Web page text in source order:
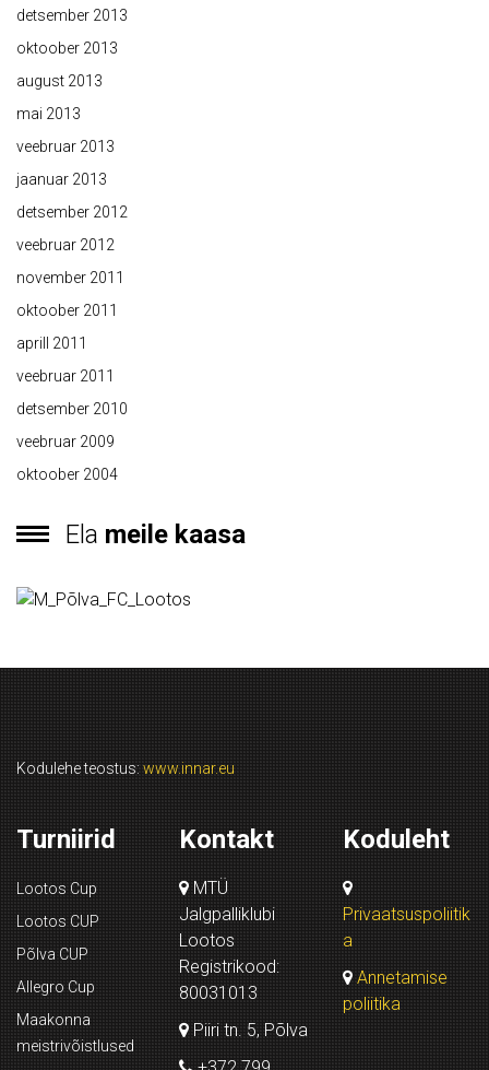
detsember 2013
oktoober 2013
august 2013
mai 2013
veebruar 2013
jaanuar 2013
detsember 2012
veebruar 2012
november 2011
oktoober 2011
aprill 2011
veebruar 2011
detsember 2010
veebruar 2009
oktoober 2004
Ela meile kaasa
Kodulehe teostus: www.innar.eu
Turniirid
Lootos Cup
Lootos CUP
Põlva CUP
Allegro Cup
Maakonna
meistrivõistlused
Kontakt
MTÜ
Jalgpalliklubi
Lootos
Registrikood:
80031013
Piiri tn. 5, Põlva
Koduleht
Privaatsuspoliitik
a
Annetamise
poliitika